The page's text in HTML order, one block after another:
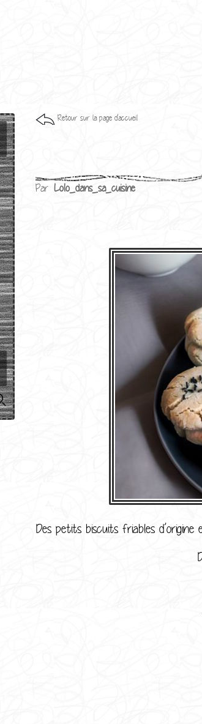
Retour sur la page d'accueil
Par Lolo_dans_sa_cuisine
Des petits biscuits friables d’origine